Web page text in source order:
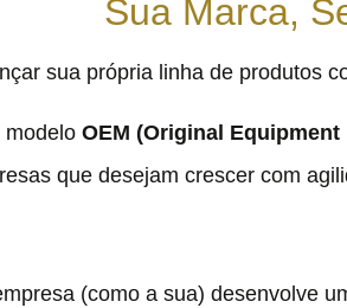
Sua Marca,
sua própria linha de produtos
modeloOEM (Original Equipment
que desejam crescer com
(como a sua) desenvolve